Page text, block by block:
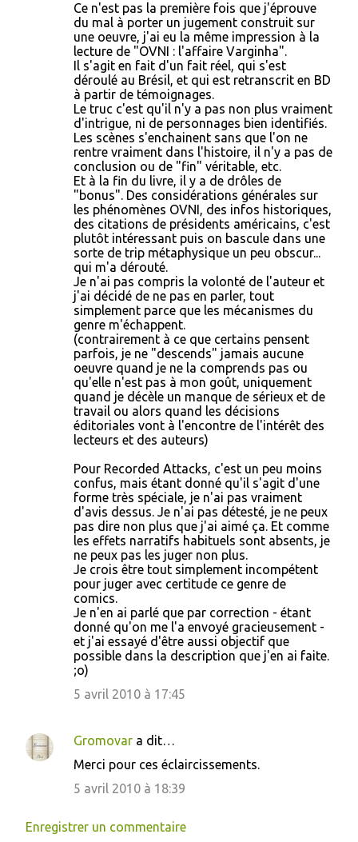
Ce n'est pas la première fois que j'éprouve
du mal à porter un jugement construit sur
une oeuvre, j'ai eu la même impression à la
lecture de "OVNI : l'affaire Varginha".
Il s'agit en fait d'un fait réel, qui s'est
déroulé au Brésil, et qui est retranscrit en BD
à partir de témoignages.
Le truc c'est qu'il n'y a pas non plus vraiment
d'intrigue, ni de personnages bien identifiés.
Les scènes s'enchainent sans que l'on ne
rentre vraiment dans l'histoire, il n'y a pas de
conclusion ou de "fin" véritable, etc.
Et à la fin du livre, il y a de drôles de
"bonus". Des considérations générales sur
les phénomènes OVNI, des infos historiques,
des citations de présidents américains, c'est
plutôt intéressant puis on bascule dans une
sorte de trip métaphysique un peu obscur...
qui m'a dérouté.
Je n'ai pas compris la volonté de l'auteur et
j'ai décidé de ne pas en parler, tout
simplement parce que les mécanismes du
genre m'échappent.
(contrairement à ce que certains pensent
parfois, je ne "descends" jamais aucune
oeuvre quand je ne la comprends pas ou
qu'elle n'est pas à mon goût, uniquement
quand je décèle un manque de sérieux et de
travail ou alors quand les décisions
éditoriales vont à l'encontre de l'intérêt des
lecteurs et des auteurs)
Pour Recorded Attacks, c'est un peu moins
confus, mais étant donné qu'il s'agit d'une
forme très spéciale, je n'ai pas vraiment
d'avis dessus. Je n'ai pas détesté, je ne peux
pas dire non plus que j'ai aimé ça. Et comme
les effets narratifs habituels sont absents, je
ne peux pas les juger non plus.
Je crois être tout simplement incompétent
pour juger avec certitude ce genre de
comics.
Je n'en ai parlé que par correction - étant
donné qu'on me l'a envoyé gracieusement -
et j'ai essayé d'être aussi objectif que
possible dans la description que j'en ai faite.
;o)
5 avril 2010 à 17:45
Gromovar a dit…
Merci pour ces éclaircissements.
5 avril 2010 à 18:39
Enregistrer un commentaire